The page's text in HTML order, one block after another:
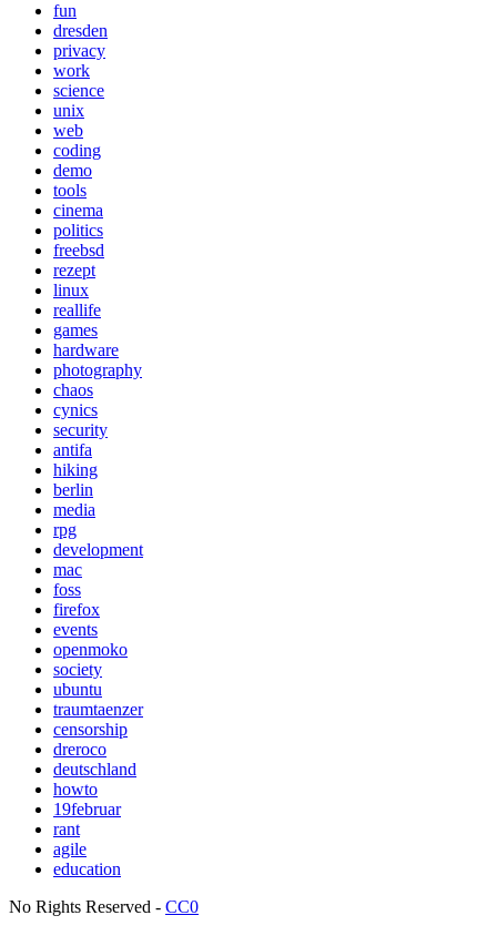
fun
dresden
privacy
work
science
unix
web
coding
demo
tools
cinema
politics
freebsd
rezept
linux
reallife
games
hardware
photography
chaos
cynics
security
antifa
hiking
berlin
media
rpg
development
mac
foss
firefox
events
openmoko
society
ubuntu
traumtaenzer
censorship
dreroco
deutschland
howto
19februar
rant
agile
education
No Rights Reserved - CC0